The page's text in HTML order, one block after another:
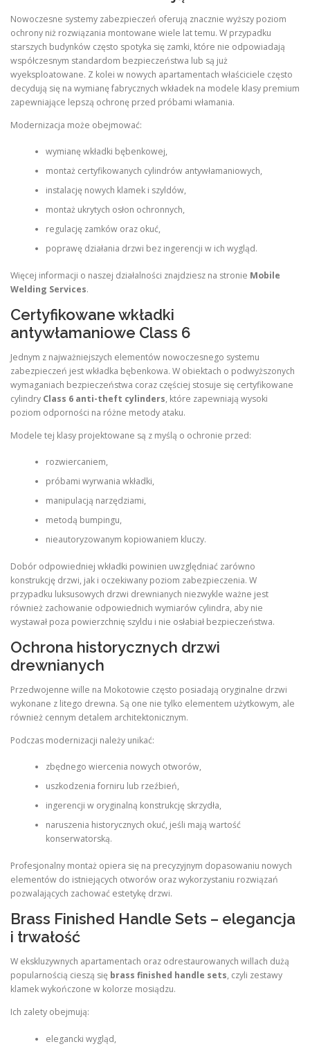
Nowoczesne systemy zabezpieczeń oferują znacznie wyższy poziom
ochrony niż rozwiązania montowane wiele lat temu. W przypadku
starszych budynków często spotyka się zamki, które nie odpowiadają
współczesnym standardom bezpieczeństwa lub są już
wyeksploatowane. Z kolei w nowych apartamentach właściciele często
decydują się na wymianę fabrycznych wkładek na modele klasy premium
zapewniające lepszą ochronę przed próbami włamania.
Modernizacja może obejmować:
wymianę wkładki bębenkowej,
montaż certyfikowanych cylindrów antywłamaniowych,
instalację nowych klamek i szyldów,
montaż ukrytych osłon ochronnych,
regulację zamków oraz okuć,
poprawę działania drzwi bez ingerencji w ich wygląd.
Więcej informacji o naszej działalności znajdziesz na stronie Mobile
Welding Services.
Certyfikowane wkładki
antywłamaniowe Class 6
Jednym z najważniejszych elementów nowoczesnego systemu
zabezpieczeń jest wkładka bębenkowa. W obiektach o podwyższonych
wymaganiach bezpieczeństwa coraz częściej stosuje się certyfikowane
cylindry Class 6 anti-theft cylinders, które zapewniają wysoki
poziom odporności na różne metody ataku.
Modele tej klasy projektowane są z myślą o ochronie przed:
rozwiercaniem,
próbami wyrwania wkładki,
manipulacją narzędziami,
metodą bumpingu,
nieautoryzowanym kopiowaniem kluczy.
Dobór odpowiedniej wkładki powinien uwzględniać zarówno
konstrukcję drzwi, jak i oczekiwany poziom zabezpieczenia. W
przypadku luksusowych drzwi drewnianych niezwykle ważne jest
również zachowanie odpowiednich wymiarów cylindra, aby nie
wystawał poza powierzchnię szyldu i nie osłabiał bezpieczeństwa.
Ochrona historycznych drzwi
drewnianych
Przedwojenne wille na Mokotowie często posiadają oryginalne drzwi
wykonane z litego drewna. Są one nie tylko elementem użytkowym, ale
również cennym detalem architektonicznym.
Podczas modernizacji należy unikać:
zbędnego wiercenia nowych otworów,
uszkodzenia forniru lub rzeźbień,
ingerencji w oryginalną konstrukcję skrzydła,
naruszenia historycznych okuć, jeśli mają wartość
konserwatorską.
Profesjonalny montaż opiera się na precyzyjnym dopasowaniu nowych
elementów do istniejących otworów oraz wykorzystaniu rozwiązań
pozwalających zachować estetykę drzwi.
Brass Finished Handle Sets – elegancja
i trwałość
W ekskluzywnych apartamentach oraz odrestaurowanych willach dużą
popularnością cieszą się brass finished handle sets, czyli zestawy
klamek wykończone w kolorze mosiądzu.
Ich zalety obejmują:
elegancki wygląd,